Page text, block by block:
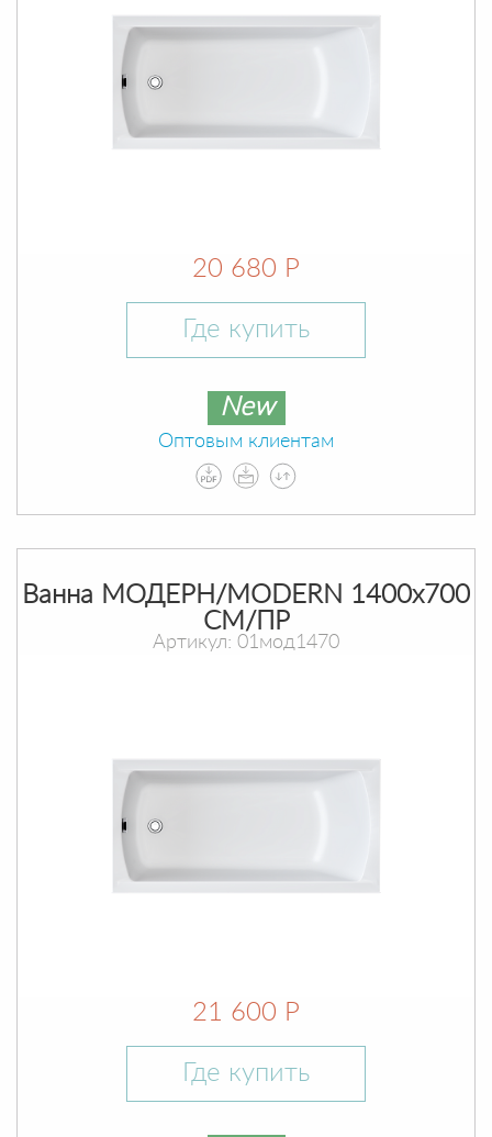
20 680 Р
Где купить
New
Оптовым клиентам
Ванна МОДЕРН/MODERN 1400х700
СМ/ПР
Артикул: 01мод1470
21 600 Р
Где купить